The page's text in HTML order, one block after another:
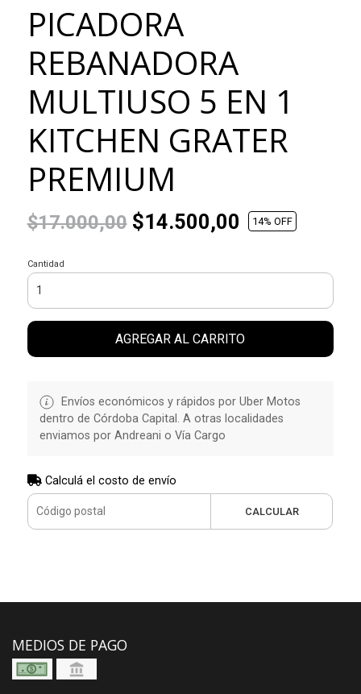
PICADORA
REBANADORA
MULTIUSO 5 EN 1
KITCHEN GRATER
PREMIUM
$17.000,00$14.500,00 14% OFF
Cantidad
AGREGAR AL CARRITO
Envíos económicos y rápidos por Uber Motos
dentro de Córdoba Capital. A otras localidades
enviamos por Andreani o Vía Cargo
Calculá el costo de envío
CALCULAR
MEDIOS DE PAGO